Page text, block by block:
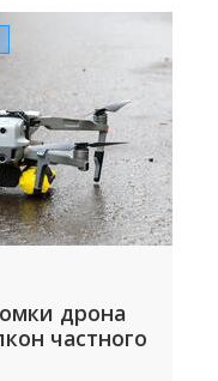
дрона
частного